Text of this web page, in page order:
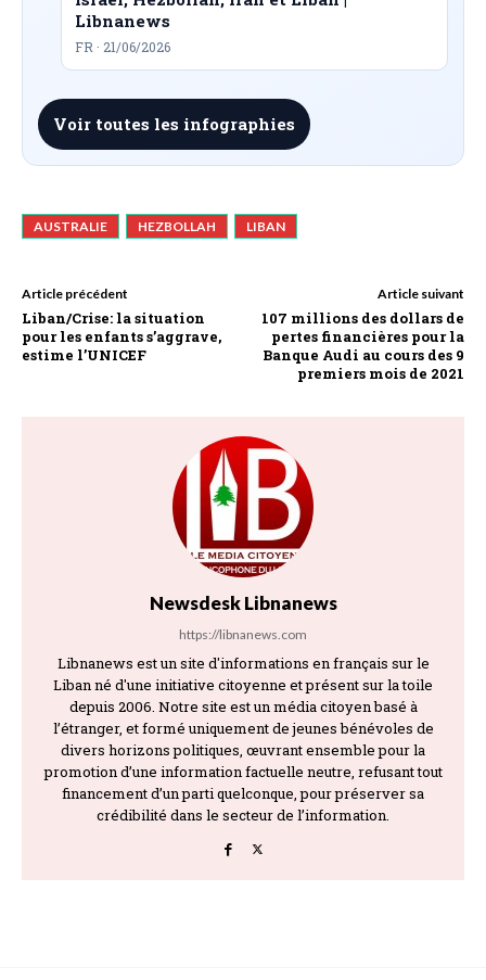
Libnanews
FR · 21/06/2026
Voir toutes les infographies
AUSTRALIE HEZBOLLAH LIBAN
Article précédent
Liban/Crise: la situation
pour les enfants s’aggrave,
estime l’UNICEF
Article suivant
107 millions des dollars de
pertes financières pour la
Banque Audi au cours des 9
premiers mois de 2021
Newsdesk Libnanews
https://libnanews.com
Libnanews est un site d'informations en français sur le
Liban né d'une initiative citoyenne et présent sur la toile
depuis 2006. Notre site est un média citoyen basé à
l’étranger, et formé uniquement de jeunes bénévoles de
divers horizons politiques, œuvrant ensemble pour la
promotion d’une information factuelle neutre, refusant tout
financement d’un parti quelconque, pour préserver sa
crédibilité dans le secteur de l’information.